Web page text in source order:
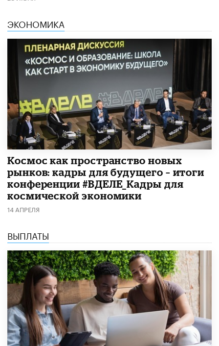
ЭКОНОМИКА
Космос как пространство новых
рынков: кадры для будущего – итоги
конференции #ВДЕЛЕ_Кадры для
космической экономики
14 АПРЕЛЯ
ВЫПЛАТЫ